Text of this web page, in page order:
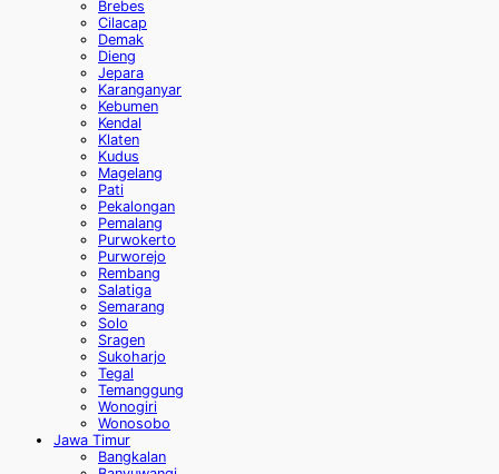
Brebes
Cilacap
Demak
Dieng
Jepara
Karanganyar
Kebumen
Kendal
Klaten
Kudus
Magelang
Pati
Pekalongan
Pemalang
Purwokerto
Purworejo
Rembang
Salatiga
Semarang
Solo
Sragen
Sukoharjo
Tegal
Temanggung
Wonogiri
Wonosobo
Jawa Timur
Bangkalan